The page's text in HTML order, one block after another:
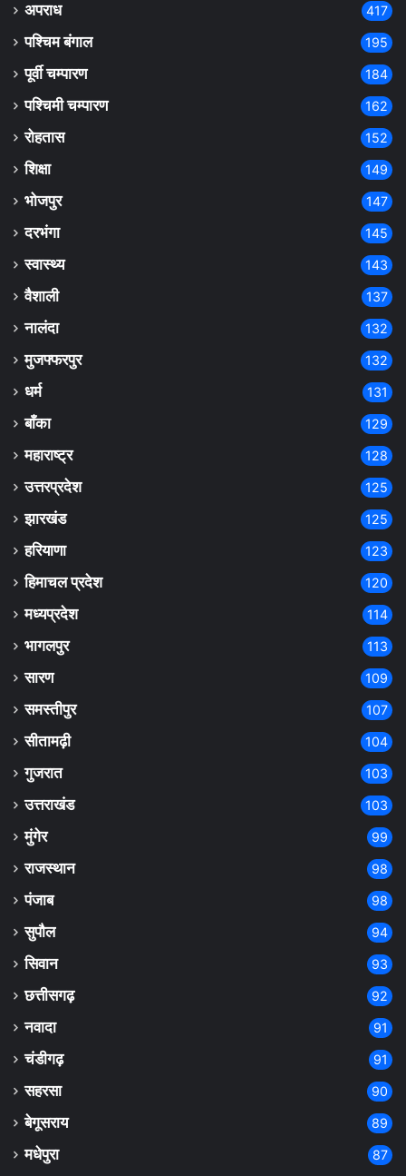
अपराध 417
पश्चिम बंगाल 195
पूर्वी चम्पारण 184
पश्चिमी चम्पारण 162
रोहतास 152
शिक्षा 149
भोजपुर 147
दरभंगा 145
स्वास्थ्य 143
वैशाली 137
नालंदा 132
मुजफ्फरपुर 132
धर्म 131
बाँका 129
महाराष्ट्र 128
उत्तरप्रदेश 125
झारखंड 125
हरियाणा 123
हिमाचल प्रदेश 120
मध्यप्रदेश 114
भागलपुर 113
सारण 109
समस्तीपुर 107
सीतामढ़ी 104
गुजरात 103
उत्तराखंड 103
मुंगेर 99
राजस्थान 98
पंजाब 98
सुपौल 94
सिवान 93
छत्तीसगढ़ 92
नवादा 91
चंडीगढ़ 91
सहरसा 90
बेगूसराय 89
मधेपुरा 87